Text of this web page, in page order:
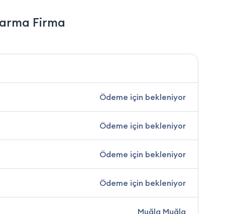
Firma
Ödeme için bekleniyor
Ödeme için bekleniyor
Ödeme için bekleniyor
Ödeme için bekleniyor
Muğla Muğla